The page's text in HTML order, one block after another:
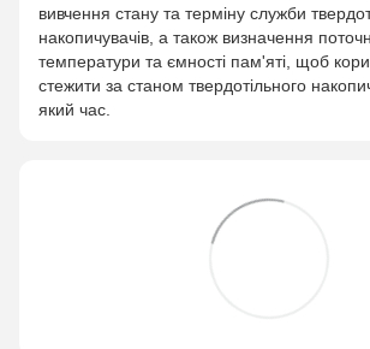
вивчення стану та терміну служби
накопичувачів, а також визначення
температури та ємності пам'яті, щоб
стежити за станом твердотільного
який час.